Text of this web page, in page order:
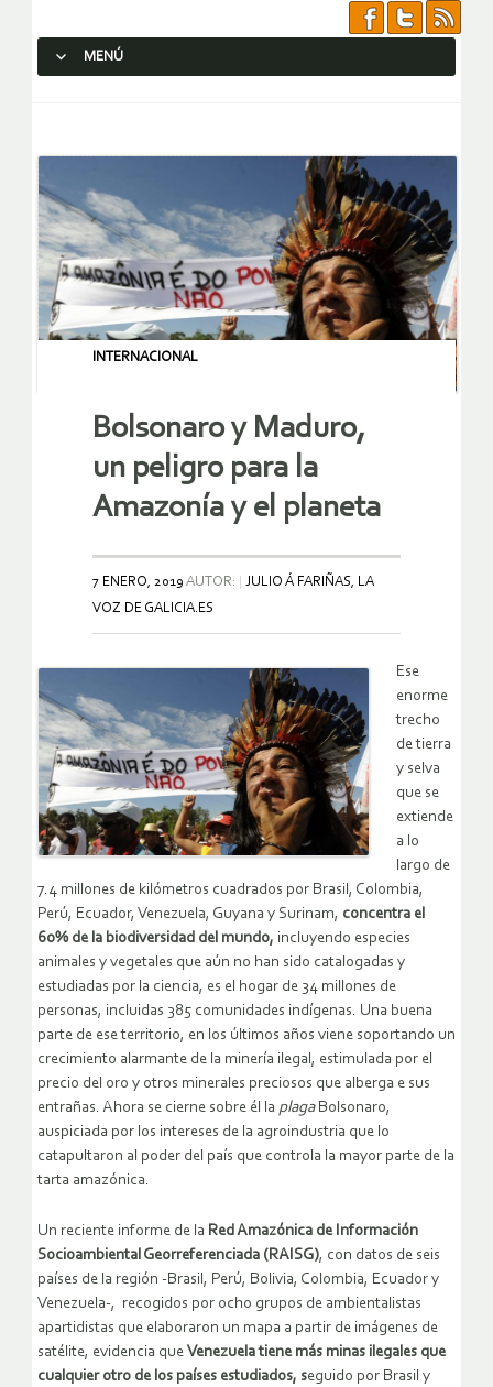
MENÚ
INTERNACIONAL
Bolsonaro y Maduro,
un peligro para la
Amazonía y el planeta
7 ENERO, 2019 AUTOR:
JULIO Á FARIÑAS, LA
VOZ DE GALICIA.ES
Ese
enorme
trecho
de tierra
y selva
que se
extiende
a lo
largo de
7.4 millones de kilómetros cuadrados por Brasil, Colombia,
Perú, Ecuador, Venezuela, Guyana y Surinam, concentra el
60% de la biodiversidad del mundo, incluyendo especies
animales y vegetales que aún no han sido catalogadas y
estudiadas por la ciencia, es el hogar de 34 millones de
personas, incluidas 385 comunidades indígenas. Una buena
parte de ese territorio, en los últimos años viene soportando un
crecimiento alarmante de la minería ilegal, estimulada por el
precio del oro y otros minerales preciosos que alberga e sus
entrañas. Ahora se cierne sobre él la plagaBolsonaro,
auspiciada por los intereses de la agroindustria que lo
catapultaron al poder del país que controla la mayor parte de la
tarta amazónica.
Un reciente informe de la Red Amazónica de Información
Socioambiental Georreferenciada (RAISG), con datos de seis
países de la región -Brasil, Perú, Bolivia, Colombia, Ecuador y
Venezuela-, recogidos por ocho grupos de ambientalistas
apartidistas que elaboraron un mapa a partir de imágenes de
satélite, evidencia que Venezuela tiene más minas ilegales que
cualquier otro de los países estudiados, seguido por Brasil y